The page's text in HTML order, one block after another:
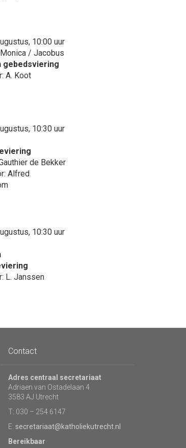
10:00 uur
/ Jacobus
gebedsviering
A. Koot
10:30 uur
de Bekker
Alfred
10:30 uur
L. Janssen
Contact
Adres centraal secretariaat
Adriaen van Ostadelaan 4
3583 AJ Utrecht
T: 030 – 254 6147
E: secretariaat@katholiekutrecht.nl
Bereikbaar